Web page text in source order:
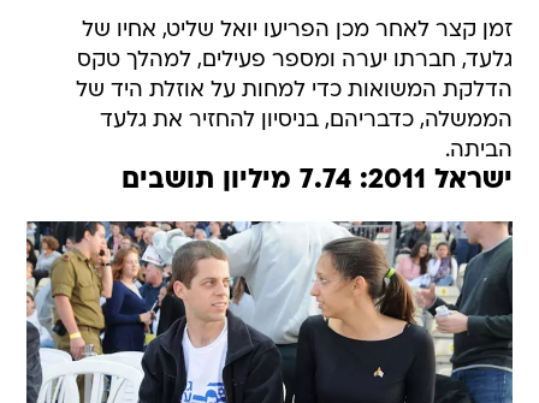
זמן קצר לאחר מכן הפריעו יואל שליט, אחיו של
גלעד, חברתו יערה ומספר פעילים, למהלך טקס
הדלקת המשואות כדי למחות על אוזלת היד של
הממשלה, כדבריהם, בניסיון להחזיר את גלעד
הביתה.
ישראל 2011: 7.74 מיליון תושבים